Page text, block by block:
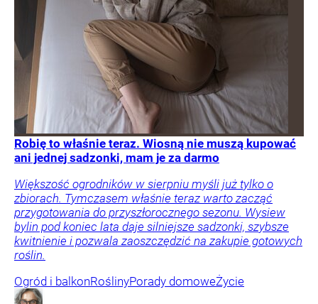
Robię to właśnie teraz. Wiosną nie muszą kupować
ani jednej sadzonki, mam je za darmo
Większość ogrodników w sierpniu myśli już tylko o
zbiorach. Tymczasem właśnie teraz warto zacząć
przygotowania do przyszłorocznego sezonu. Wysiew
bylin pod koniec lata daje silniejsze sadzonki, szybsze
kwitnienie i pozwala zaoszczędzić na zakupie gotowych
roślin.
Ogród i balkonRoślinyPorady domoweŻycie